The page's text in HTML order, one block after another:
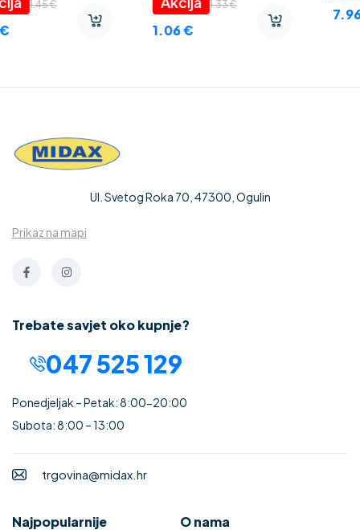
7.96
Ul. Svetog Roka 70, 47300, Ogulin
Prikaz na mapi
Trebate savjet oko kupnje?
047 525 129
Ponedjeljak – Petak: 8:00-20:00
Subota: 8:00 – 13:00
trgovina@midax.hr
Najpopularnije O nama